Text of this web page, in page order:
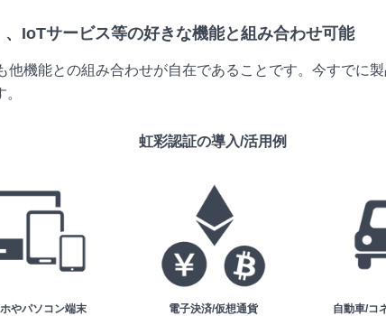
IoTサービス等の好きな機能と組み合わせ可能
他機能との組み合わせが自在であることです。今すでに
虹彩認証の導入/活用例
やパソコン端末 電子決済/仮想通貨 自動車/コ